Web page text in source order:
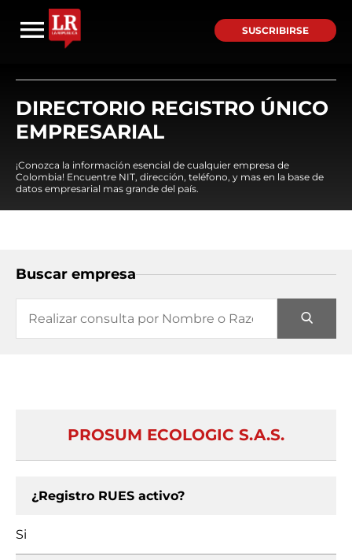
SUSCRIBIRSE
DIRECTORIO REGISTRO ÚNICO
EMPRESARIAL
¡Conozca la información esencial de cualquier empresa de
Colombia! Encuentre NIT, dirección, teléfono, y mas en la base de
datos empresarial mas grande del país.
Buscar empresa
PROSUM ECOLOGIC S.A.S.
¿Registro RUES activo?
Si